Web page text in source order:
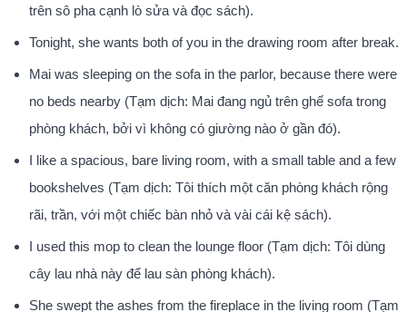
trên sô pha cạnh lò sửa và đọc sách).
Tonight, she wants both of you in the drawing room after break.
Mai was sleeping on the sofa in the parlor, because there were
no beds nearby (Tạm dịch: Mai đang ngủ trên ghế sofa trong
phòng khách, bởi vì không có giường nào ở gần đó).
I like a spacious, bare living room, with a small table and a few
bookshelves (Tạm dịch: Tôi thích một căn phòng khách rộng
rãi, trần, với một chiếc bàn nhỏ và vài cái kệ sách).
I used this mop to clean the lounge floor (Tạm dịch: Tôi dùng
cây lau nhà này để lau sàn phòng khách).
She swept the ashes from the fireplace in the living room (Tạm